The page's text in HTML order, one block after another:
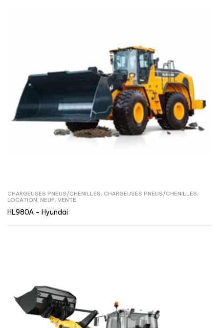
CHARGEUSES PNEUS/CHENILLES, CHARGEUSES PNEUS/CHENILLES,
LOCATION, NEUF, VENTE
HL980A – Hyundai